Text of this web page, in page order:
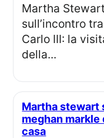
Martha Stewart svela dettagli
sull’incontro
Carlo III: la
della...
Martha stewart stronca il tentativo di
meghan
casa